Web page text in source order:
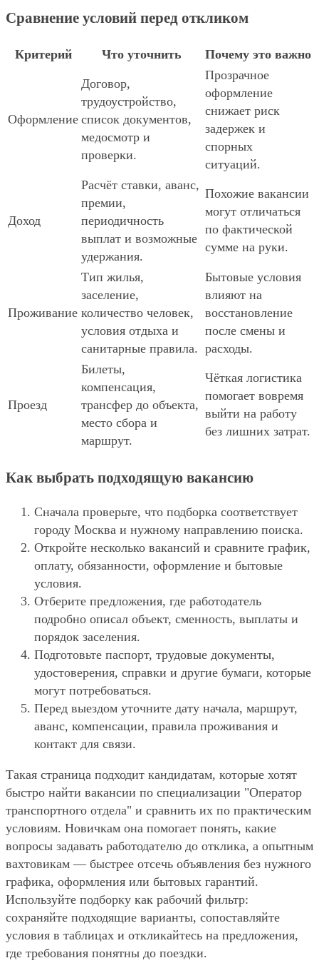
Сравнение условий перед откликом
Критерий Что уточнить Почему это важно
Оформление
Договор,
трудоустройство,
список документов,
медосмотр и
проверки.
Прозрачное
оформление
снижает риск
задержек и
спорных
ситуаций.
Доход
Расчёт ставки, аванс,
премии,
периодичность
выплат и возможные
удержания.
Похожие вакансии
могут отличаться
по фактической
сумме на руки.
Проживание
Тип жилья,
заселение,
количество человек,
условия отдыха и
санитарные правила.
Бытовые условия
влияют на
восстановление
после смены и
расходы.
Проезд
Билеты,
компенсация,
трансфер до объекта,
место сбора и
маршрут.
Чёткая логистика
помогает вовремя
выйти на работу
без лишних затрат.
Как выбрать подходящую вакансию
Сначала проверьте, что подборка соответствует
городу Москва и нужному направлению поиска.
Откройте несколько вакансий и сравните график,
оплату, обязанности, оформление и бытовые
условия.
Отберите предложения, где работодатель
подробно описал объект, сменность, выплаты и
порядок заселения.
Подготовьте паспорт, трудовые документы,
удостоверения, справки и другие бумаги, которые
могут потребоваться.
Перед выездом уточните дату начала, маршрут,
аванс, компенсации, правила проживания и
контакт для связи.
Такая страница подходит кандидатам, которые хотят
быстро найти вакансии по специализации "Оператор
транспортного отдела" и сравнить их по практическим
условиям. Новичкам она помогает понять, какие
вопросы задавать работодателю до отклика, а опытным
вахтовикам — быстрее отсечь объявления без нужного
графика, оформления или бытовых гарантий.
Используйте подборку как рабочий фильтр:
сохраняйте подходящие варианты, сопоставляйте
условия в таблицах и откликайтесь на предложения,
где требования понятны до поездки.